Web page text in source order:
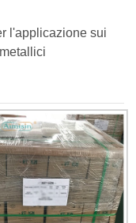
l'applicazione sui